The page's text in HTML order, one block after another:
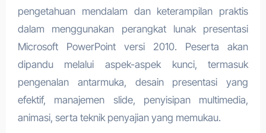
pengetahuan mendalam dan keterampilan praktis
dalam menggunakan perangkat lunak presentasi
Microsoft PowerPoint versi 2010. Peserta akan
dipandu melalui aspek-aspek kunci, termasuk
pengenalan antarmuka, desain presentasi yang
efektif, manajemen slide, penyisipan multimedia,
animasi, serta teknik penyajian yang memukau.